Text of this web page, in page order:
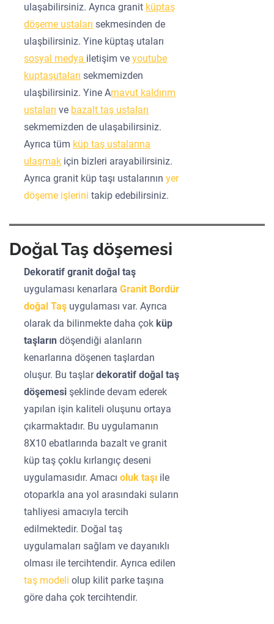
ulaşabilirsiniz. Ayrıca granit küptaş
döşeme ustaları sekmesinden de
ulaşbilirsiniz. Yine küptaş utaları
sosyal medya iletişim veyoutube
kuptaşutaları sekmemizden
ulaşbilirsiniz. Yine Arnavut kaldırım
ustaları ve bazalt taş ustaları
sekmemizden de ulaşabilirsiniz.
Ayrıca tüm küp taş ustalarına
ulaşmak için bizleri arayabilirsiniz.
Ayrıca granit küp taşı ustalarının yer
döşeme işlerini takip edebilirsiniz.
Doğal Taş döşemesi
Dekoratif granit doğal taş
uygulaması kenarlaraGranit Bordür
doğal Taş uygulaması var. Ayrıca
olarak da bilinmekte daha çok küp
taşların döşendiği alanların
kenarlarına döşenen taşlardan
oluşur. Bu taşlardekoratif doğal taş
döşemesişeklinde devam ederek
yapılan işin kaliteli oluşunu ortaya
çıkarmaktadır. Bu uygulamanın
8X10 ebatlarında bazalt ve granit
küp taş çoklu kırlangıç deseni
uygulamasıdır. Amacıoluk taşı ile
otoparkla ana yol arasındaki suların
tahliyesi amacıyla tercih
edilmektedir. Doğal taş
uygulamaları sağlam ve dayanıklı
olması ile tercihtendir. Ayrıca edilen
taş modeliolup kilit parke taşına
göre daha çok tercihtendir.